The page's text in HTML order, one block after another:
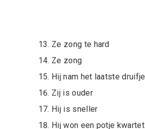
Ze zong te hard
Ze zong
Hij nam het laatste druifje
Zij is ouder
Hij is sneller
Hij won een potje kwartet